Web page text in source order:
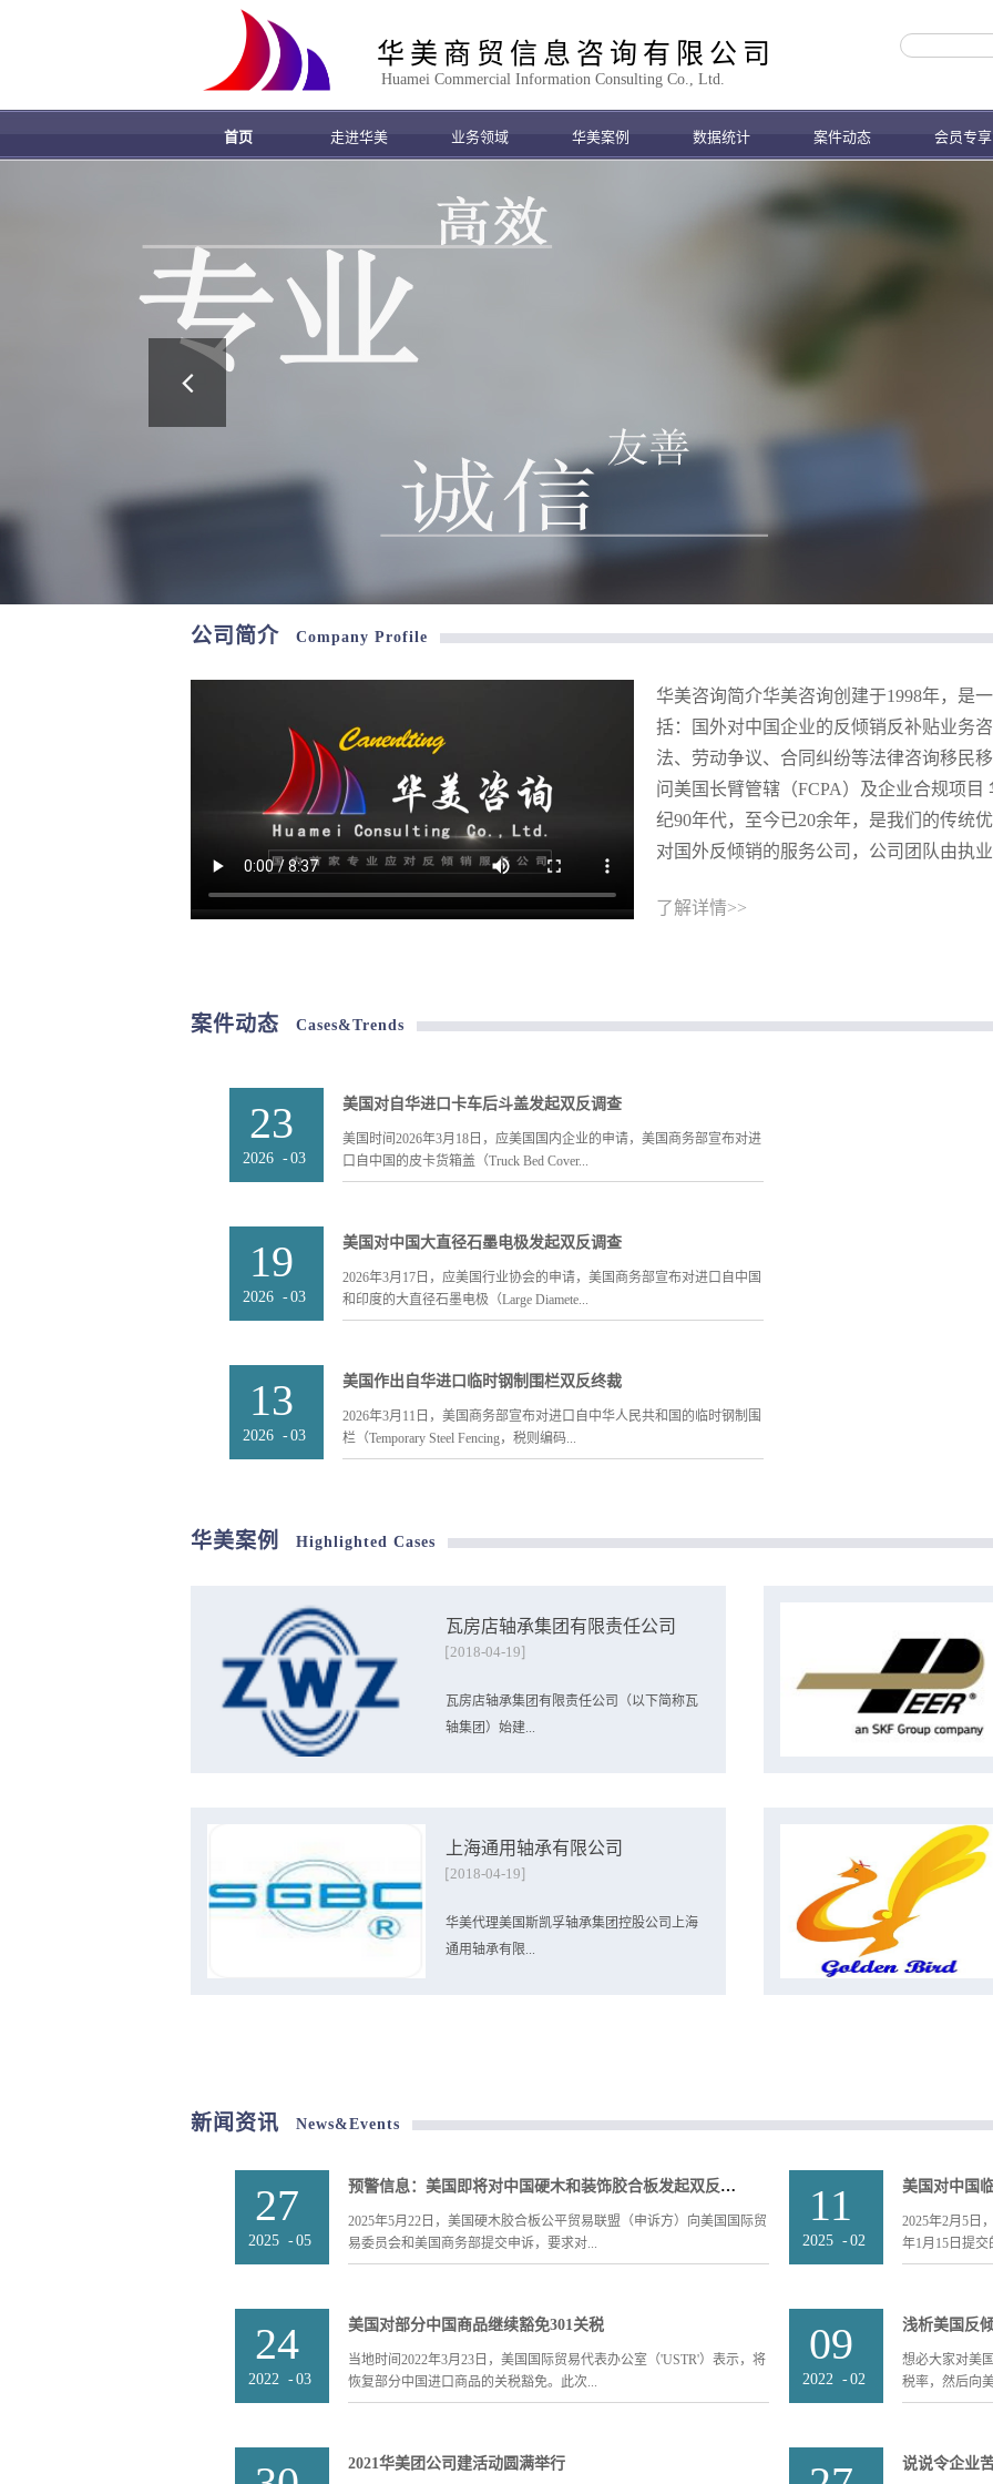
华美商贸信息咨询有限公司
Huamei Commercial Information Consulting Co., Ltd.
首页 走进华美 业务领域 华美案例 数据统计 案件动态 会员专享
Company Profile
公司简介
华美咨询简介华美咨询创建于1998年，是
括：国外对中国企业的反倾销反补贴业务
法、劳动争议、合同纠纷等法律咨询移民
问美国长臂管辖（FCPA）及企业合规项
纪90年代，至今已20余年，是我们的传统
对国外反倾销的服务公司，公司团队由执
反倾销案件中取得了诸多骄人的成绩。遭
销规则并巧妙用之，才能抓住市场重新洗
关，对您的公司制度是否合规进行判断，
恼，如您有公务外出着急拿到签证…… 这
了解详情>>
Cases&Trends
案件动态
美国对自华进口卡车后斗盖发起双反调查
美国时间2026年3月18日，应美国国内企业的申请，美国商务部宣布对进
口自中国的皮卡货箱盖（Truck Bed Cover...
8708.29.5160。反倾销调查期为2025年7月1日到2025年12月31日，反补贴
调查期为2025年1月1日到2025年12月31日。中国企业的预估倾销幅度
116.12% - 233.06%。 美国国际贸易委员会（ITC）预计将于2026年4
月13日前作出产业损害初裁，若构成了实质性损害或实质性损害威胁，
诉书列出），须在2026年3月31日前递交数量金额问卷，2026年4月7日前
递交分别税率小问卷。2026年4月16日前对涉案产品范围提出异议。
相关企业如需应诉，可尽快联系我们: 13785152428,
lucy@huameiconsulting.com
2026 -03
23
美国对中国大直径石墨电极发起双反调查
2026年3月17日，应美国行业协会的申请，美国商务部宣布对进口自中国
和印度的大直径石墨电极（Large Diamete...
码为8545.11.0020。反倾销调查期为2025年7月1日到2025年12月31日，反
补贴调查期为2025年1月1日到2025年12月31日。中国企业的预估倾销幅
度38.33% – 146.72%。 美国国际贸易委员会（ITC）预计将于2026年4
月10日前作出产业损害初裁，若构成了实质性损害或实质性损害威胁，
月6日前递交分别税率小问卷。 相关企业如需应诉，可尽快联系我们:
2026 -03
19
美国作出自华进口临时钢制围栏双反终裁
2026年3月11日，美国商务部宣布对进口自中华人民共和国的临时钢制围
栏（Temporary Steel Fencing，税则编码...
全国统一税率为184.27%（抵消补贴后的保证金调整为184.25%）。同
其他生产商/出口商的补贴税率均为49.19%。
2026 -03
13
华美案例 Highlighted Cases
瓦房店轴承集团有限责任公司
2018-04-19
瓦房店轴承集团有限责任公司（以下简称瓦
轴集团）始建...
理瓦轴集团成功应诉美国对华轴承反倾销案
均获得反倾销“零”税率的好成绩，进而使其
在1999撤出反倾销程序，帮助企业摆脱了反
上海通用轴承有限公司
2018-04-19
华美代理美国斯凯孚轴承集团控股公司上海
通用轴承有限...
News&Events
新闻资讯
预警信息：美国即将对中国硬木和装饰胶合板发起双反调查
2025年5月22日，美国硬木胶合板公平贸易联盟（申诉方）向美国国际贸
易委员会和美国商务部提交申诉，要求对...
Plywood）征收反倾销税和反补贴税。 指控的倾销幅度如下：中国：
474.20%印度尼西亚：202.80% 越南：123.03% 反倾销调查期为
2024年10月1日到2025年3月31日; 反补贴调查期为2024年1月1日到
2024年12月31日. 涉案产品主要集中在美国海关编码（HTSUS）
早将于2025年8月15日发布反补贴调查初裁，2026年1月12日发布反倾销
2025 -05
27 美国对中国
2025年2月5日
年1月15日提
调查期为2024
日到2024年12
7326.90.8688
国国际贸易委
诉，可尽快联系
2025 -02
11
美国对部分中国商品继续豁免301关税
当地时间2022年3月23日，美国国际贸易代表办公室（'USTR'）表示，将
恢复部分中国进口商品的关税豁免。此次...
月12日至2022年12月31日之间进口自中国的商品。相关链接：关于是否
2022 -03
24
想必大家对美
税率，然后向
美国进口商在
2022 -02
09
2021华美团公司建活动圆满举行 说说令企业